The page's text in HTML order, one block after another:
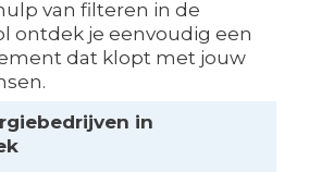
van filteren in de
ontdek je eenvoudig een
dat klopt met jouw
in